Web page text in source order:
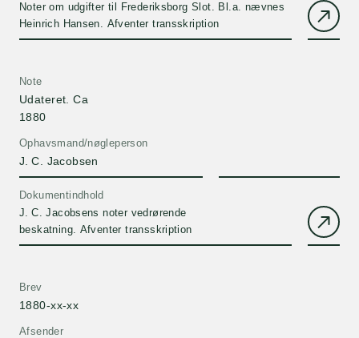
Noter om udgifter til Frederiksborg Slot. Bl.a. nævnes
Heinrich Hansen. Afventer transskription
Ophavsmand/nøgleperson
J. C. Jacobsen
Note
Udateret. Ca
1880
Dokumentindhold
J. C. Jacobsens noter vedrørende
beskatning. Afventer transskription
Afsender
Brev
1880-xx-xx